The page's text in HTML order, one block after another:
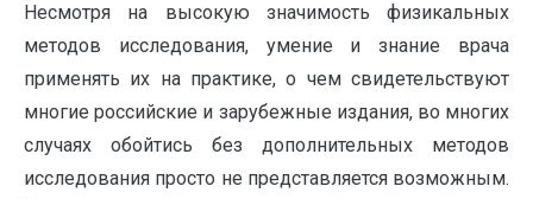
Несмотря на высокую значимость физикальных
методов исследования, умение и знание врача
применять их на практике, о чем свидетельствуют
многие российские и зарубежные издания, во многих
случаях обойтись без дополнительных методов
исследования просто не представляется возможным.